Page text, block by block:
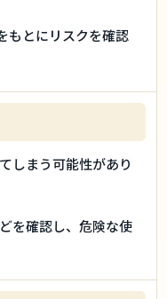
もとにリスクを確認
しまう可能性があり
を確認し、危険な使